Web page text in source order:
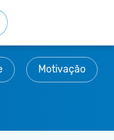
Motivação